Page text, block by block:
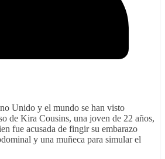
Unido y el mundo se han visto
de Kira Cousins, una joven de 22 años,
fue acusada de fingir su embarazo
y una muñeca para simular el